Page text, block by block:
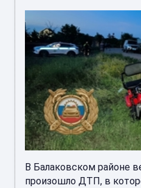
В Балаковском районе
произошло ДТП, в